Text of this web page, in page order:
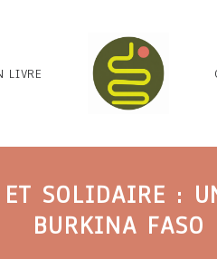
LIVRE
SOLIDAIRE :
BURKINA FASO